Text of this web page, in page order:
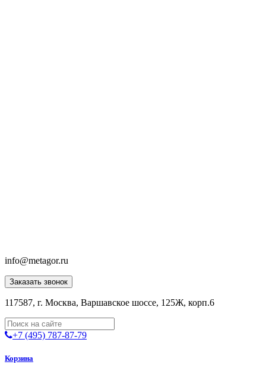
info@metagor.ru
Заказать звонок
117587, г. Москва, Варшавское шоссе, 125Ж, корп.6
+7 (495) 787-87-79
Корзина